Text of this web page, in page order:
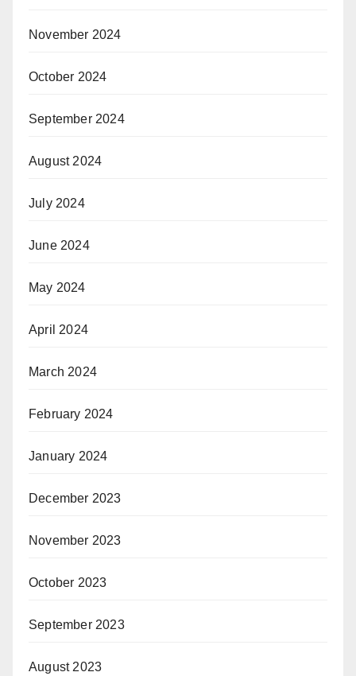
November 2024
October 2024
September 2024
August 2024
July 2024
June 2024
May 2024
April 2024
March 2024
February 2024
January 2024
December 2023
November 2023
October 2023
September 2023
August 2023